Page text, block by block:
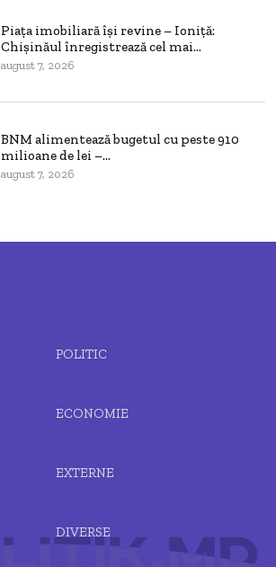
Piața imobiliară își revine – Ioniță:
Chișinăul înregistrează cel mai...
august 7, 2026
BNM alimentează bugetul cu peste 910
milioane de lei –...
august 7, 2026
POLITIC
ECONOMIE
EXTERNE
DIVERSE